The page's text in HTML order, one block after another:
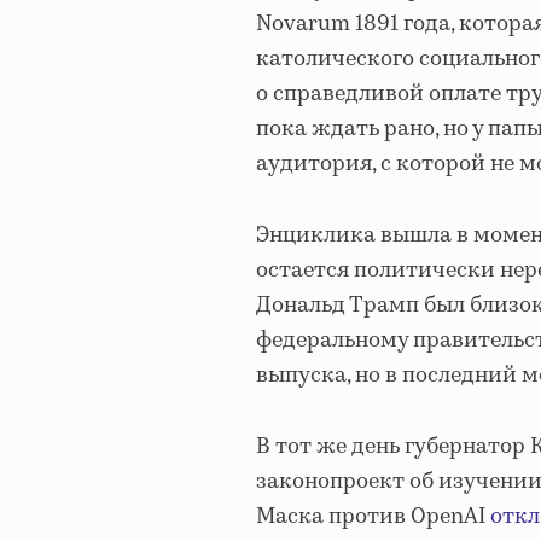
Novarum 1891 года,
католического
о справедливой оплате
пока ждать рано, но у
аудитория, с которой не
Энциклика вышла в
остается политически
Дональд Трамп был
федеральному
выпуска, но в последний
В тот же день
законопроект об
Маска против OpenAI